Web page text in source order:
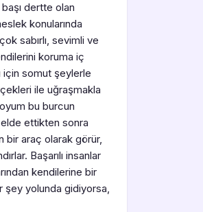
dertte olan
konularında
sabırlı, sevimli ve
koruma iç
somut şeylerle
ile uğraşmakla
bu burcun
elde ettikten sonra
bir araç olarak görür,
Başarılı insanlar
kendilerine bir
şey yolunda gidiyorsa,